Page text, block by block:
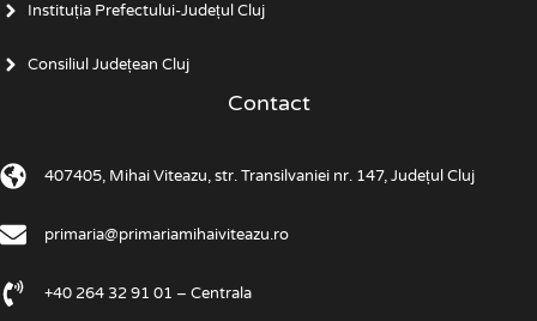
Instituția Prefectului-Județul Cluj
Consiliul Județean Cluj
Contact
407405, Mihai Viteazu, str. Transilvaniei nr. 147, Județul Cluj
primaria@primariamihaiviteazu.ro
+40 264 32 91 01 – Centrala